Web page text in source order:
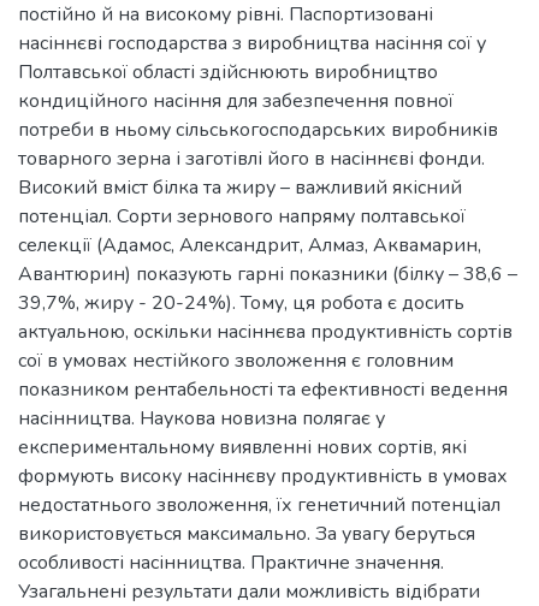
постійно й на високому рівні. Паспортизовані
насіннєві господарства з виробництва насіння сої у
Полтавської області здійснюють виробництво
кондиційного насіння для забезпечення повної
потреби в ньому сільськогосподарських виробників
товарного зерна і заготівлі його в насіннєві фонди.
Високий вміст білка та жиру – важливий якісний
потенціал. Сорти зернового напряму полтавської
селекції (Адамос, Александрит, Алмаз, Аквамарин,
Авантюрин) показують гарні показники (білку – 38,6 –
39,7%, жиру - 20-24%). Тому, ця робота є досить
актуальною, оскільки насіннєва продуктивність сортів
сої в умовах нестійкого зволоження є головним
показником рентабельності та ефективності ведення
насінництва. Наукова новизна полягає у
експериментальному виявленні нових сортів, які
формують високу насіннєву продуктивність в умовах
недостатнього зволоження, їх генетичний потенціал
використовується максимально. За увагу беруться
особливості насінництва. Практичне значення.
Узагальнені результати дали можливість відібрати